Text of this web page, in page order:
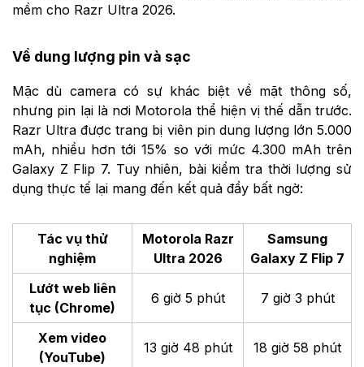
mềm cho Razr Ultra 2026.
Về dung lượng pin và sạc
Mặc dù camera có sự khác biệt về mặt thông số,
nhưng pin lại là nơi Motorola thể hiện vị thế dẫn trước.
Razr Ultra được trang bị viên pin dung lượng lớn 5.000
mAh, nhiều hơn tới 15% so với mức 4.300 mAh trên
Galaxy Z Flip 7. Tuy nhiên, bài kiểm tra thời lượng sử
dụng thực tế lại mang đến kết quả đầy bất ngờ:
Tác vụ thử
nghiệm
Motorola Razr
Ultra 2026
Samsung
Galaxy Z Flip 7
Lướt web liên
tục (Chrome)
6 giờ 5 phút 7 giờ 3 phút
Xem video
(YouTube)
13 giờ 48 phút 18 giờ 58 phút